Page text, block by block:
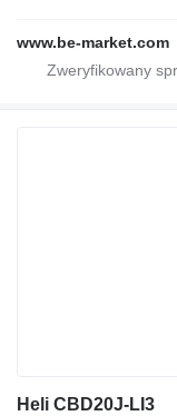
www.be-market.com
Heli CBD20J-LI3